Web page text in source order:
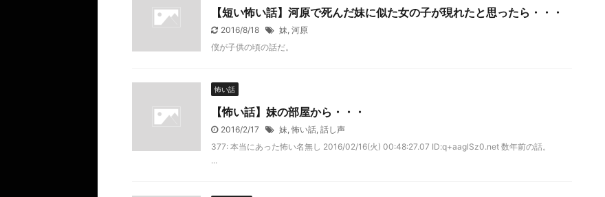
【短い怖い話】河原で死んだ妹に似た女の子が現れたと思ったら・・・
2016/8/18 妹 河原
僕が子供の頃の話だ。
怖い話
【怖い話】妹の部屋から・・・
2016/2/17 妹 怖い話 話し声
377: 本当にあった怖い名無し 2016/02/16(火) 00:48:27.07 ID:q+aaglSz0.net 数年前の話。
...